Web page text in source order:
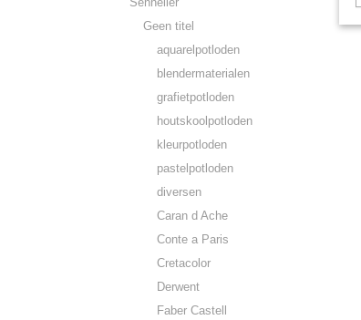
Geen titel
aquarelpotloden
blendermaterialen
grafietpotloden
houtskoolpotloden
kleurpotloden
pastelpotloden
diversen
Caran d Ache
Conte a Paris
Cretacolor
Derwent
Faber Castell